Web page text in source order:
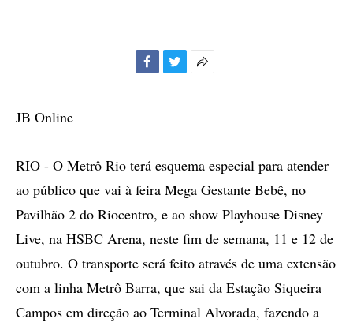
JB Online
RIO - O Metrô Rio terá esquema especial para atender
ao público que vai à feira Mega Gestante Bebê, no
Pavilhão 2 do Riocentro, e ao show Playhouse Disney
Live, na HSBC Arena, neste fim de semana, 11 e 12 de
outubro. O transporte será feito através de uma extensão
com a linha Metrô Barra, que sai da Estação Siqueira
Campos em direção ao Terminal Alvorada, fazendo a